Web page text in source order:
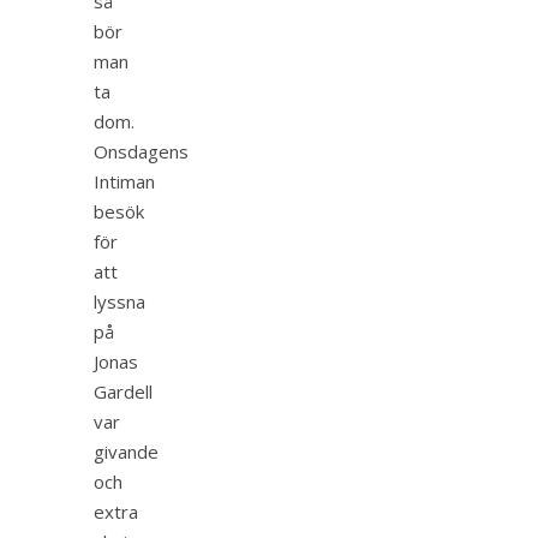
bör
man
ta
dom.
Onsdagens
Intiman
besök
för
att
lyssna
på
Jonas
Gardell
var
givande
och
extra